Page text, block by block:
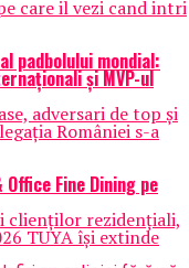
care il vezi cand intri
padbolului mondial:
și MVP-ul
adversari de top și
României s-a
Fine Dining pe
clienților rezidențiali,
TUYA își extinde